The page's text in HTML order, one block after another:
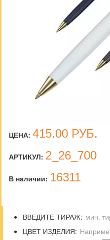
ЦЕНА: 415.00 РУБ.
АРТИКУЛ: 2_26_700
В наличии: 16311
ВВЕДИТЕ ТИРАЖ:
ЦВЕТ ИЗДЕЛИЯ: